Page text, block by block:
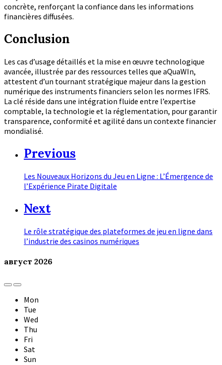
concrète, renforçant la confiance dans les informations
financières diffusées.
Conclusion
Les cas d’usage détaillés et la mise en œuvre technologique
avancée, illustrée par des ressources telles que aQuaWIn,
attestent d’un tournant stratégique majeur dans la gestion
numérique des instruments financiers selon les normes IFRS.
La clé réside dans une intégration fluide entre l’expertise
comptable, la technologie et la réglementation, pour garantir
transparence, conformité et agilité dans un contexte financier
mondialisé.
Previous
Les Nouveaux Horizons du Jeu en Ligne : L’Émergence de
l’Expérience Pirate Digitale
Next
Le rôle stratégique des plateformes de jeu en ligne dans
l’industrie des casinos numériques
август 2026
Previous
Month
Next
Month
Mon
Tue
Wed
Thu
Fri
Sat
Sun